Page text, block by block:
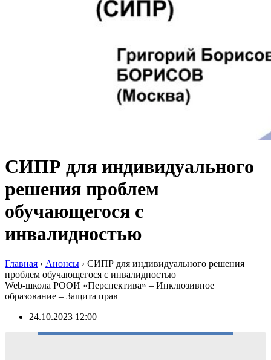
СИПР для индивидуального
решения проблем
обучающегося с
инвалидностью
Главная › Анонсы › СИПР для индивидуального решения
проблем обучающегося с инвалидностью
Web-школа РООИ «Перспектива» – Инклюзивное
образование – Защита прав
24.10.2023 12:00